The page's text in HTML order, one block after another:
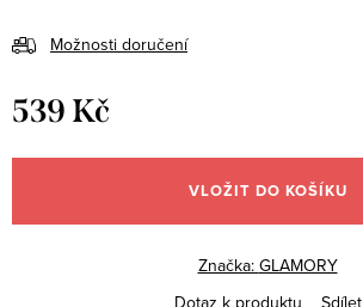
Možnosti doručení
539 Kč
cena:
VLOŽIT DO KOŠÍKU
Značka: GLAMORY
Dotaz k produktu
Sdílet